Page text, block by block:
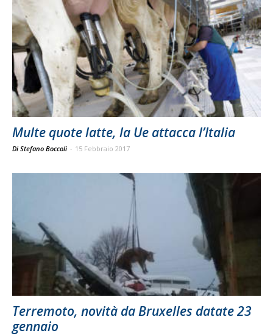
Multe quote latte, la Ue attacca l’Italia
Di Stefano Boccoli - 15 Febbraio 2017
Terremoto, novità da Bruxelles datate 23
gennaio